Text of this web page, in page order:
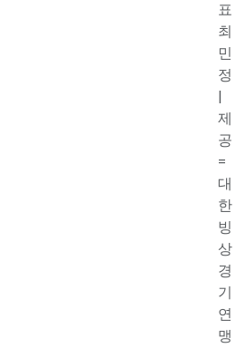
표
최
민
정
|
제
공
=
대
한
빙
상
경
기
연
맹